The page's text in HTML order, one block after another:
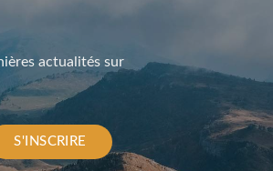
actualités sur
S'INSCRIRE